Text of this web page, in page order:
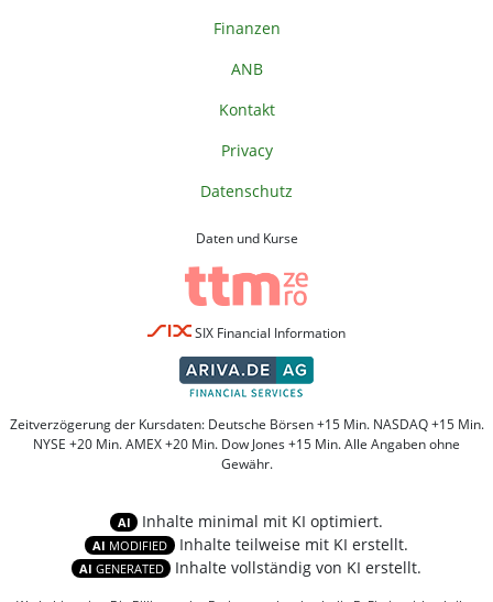
Finanzen
ANB
Kontakt
Privacy
Datenschutz
Daten und Kurse
SIX Financial Information
Zeitverzögerung der Kursdaten: Deutsche Börsen +15 Min. NASDAQ +15 Min.
NYSE +20 Min. AMEX +20 Min. Dow Jones +15 Min. Alle Angaben ohne
Gewähr.
AI Inhalte minimal mit KI optimiert.
AI MODIFIED Inhalte teilweise mit KI erstellt.
AI GENERATED Inhalte vollständig von KI erstellt.